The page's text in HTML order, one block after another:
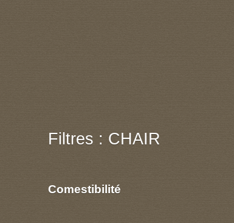
Filtres : CHAIR
Comestibilité